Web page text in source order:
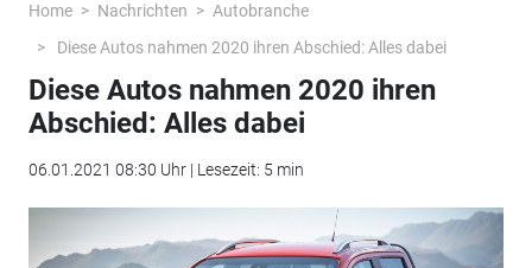
Home Nachrichten
Autobranche
Diese Autos nahmen 2020 ihren Abschied: Alles dabei
Diese Autos nahmen 2020 ihren
Abschied: Alles dabei
06.01.2021 08:30 Uhr | Lesezeit: 5 min